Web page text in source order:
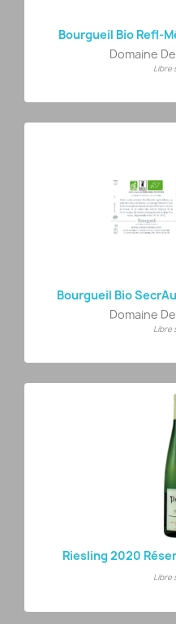
Bourgueil Bio Refl-
Domaine
Libre
Bourgueil Bio
Domaine
Libre
Riesling 2020
Libre